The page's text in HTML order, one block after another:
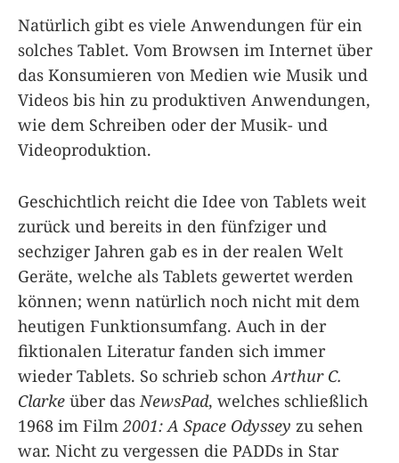
Natürlich gibt es viele Anwendungen für ein
solches Tablet. Vom Browsen im Internet über
das Konsumieren von Medien wie Musik und
Videos bis hin zu produktiven Anwendungen,
wie dem Schreiben oder der Musik- und
Videoproduktion.
Geschichtlich reicht die Idee von Tablets weit
zurück und bereits in den fünfziger und
sechziger Jahren gab es in der realen Welt
Geräte, welche als Tablets gewertet werden
können; wenn natürlich noch nicht mit dem
heutigen Funktionsumfang. Auch in der
fiktionalen Literatur fanden sich immer
wieder Tablets. So schrieb schon Arthur C.
Clarke über das NewsPad, welches schließlich
1968 im Film 2001: A Space Odyssey zu sehen
war. Nicht zu vergessen die PADDs in Star